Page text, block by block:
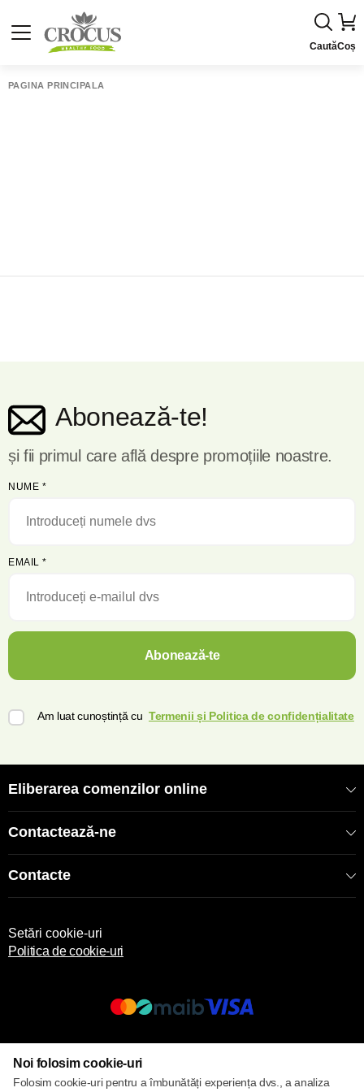
CautăCoș
PAGINA PRINCIPALĂ
Abonează-te!
și fii primul care află despre promoțiile noastre.
NUME *
EMAIL *
Abonează-te
Am luat cunoștință cu Termenii și Politica de confidențialitate
Eliberarea comenzilor online
Contactează-ne
Contacte
Setări cookie-uri
Politica de cookie-uri
Noi folosim cookie-uri
Folosim cookie-uri pentru a îmbunătăți experiența dvs., a analiza